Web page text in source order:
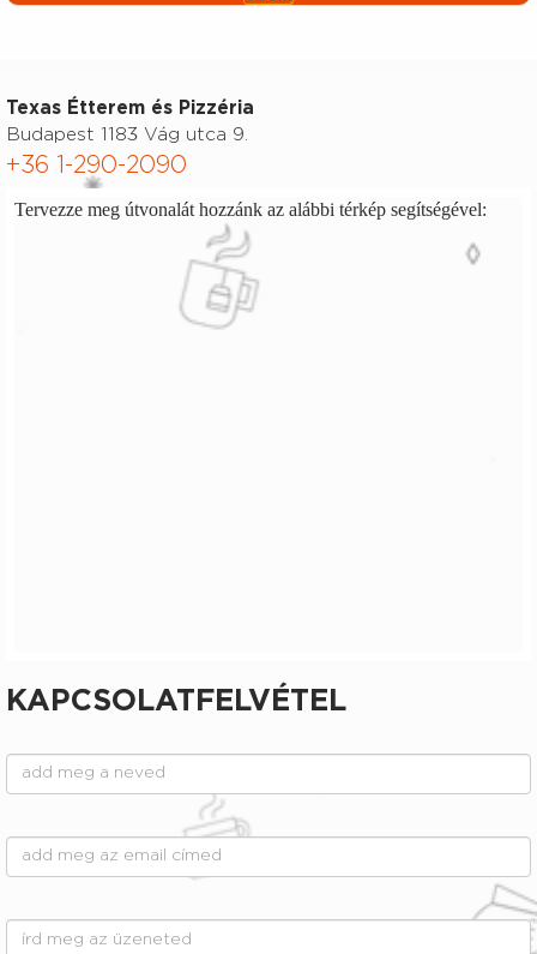
Texas Étterem és Pizzéria
Budapest 1183 Vág utca 9.
+36 1-290-2090
Tervezze meg útvonalát hozzánk az alábbi térkép segítségével:
KAPCSOLATFELVÉTEL